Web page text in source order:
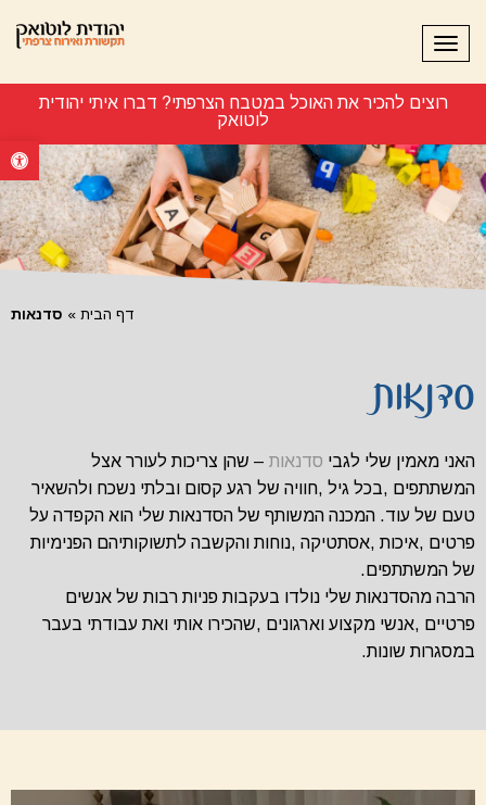
פתח
תפריט
רוצים להכיר את האוכל במטבח הצרפתי? דברו איתי יהודית
לוטואק 054-73888
דף הבית » סדנאות
סדנאות
האני‭ ‬מאמין‭ ‬שלי‭ ‬לגבי‭ ‬ סדנאות
‬של‭ ‬המשתתפים‭.‬
‬במסגרות‭ ‬שונות‭.‬